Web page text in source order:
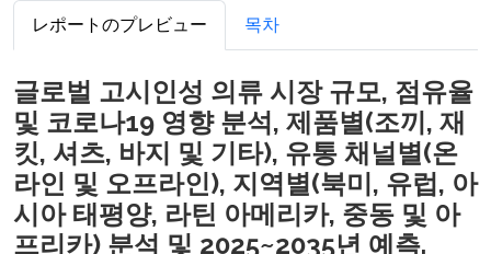
レポートのプレビュー 목차
글로벌 고시인성 의류 시장 규모, 점유율
및 코로나19 영향 분석, 제품별(조끼, 재
킷, 셔츠, 바지 및 기타), 유통 채널별(온
라인 및 오프라인), 지역별(북미, 유럽, 아
시아 태평양, 라틴 아메리카, 중동 및 아
프리카) 분석 및 2025~2035년 예측.